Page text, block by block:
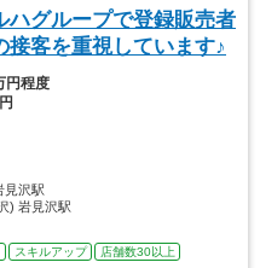
ハグループで登録販売者
客を重視しています♪
円程度
見沢駅
) 岩見沢駅
スキルアップ
店舗数30以上